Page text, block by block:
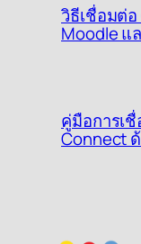
วิธีเชื่อมต่อ
Moodle แ
คู่มือการเ
Connect